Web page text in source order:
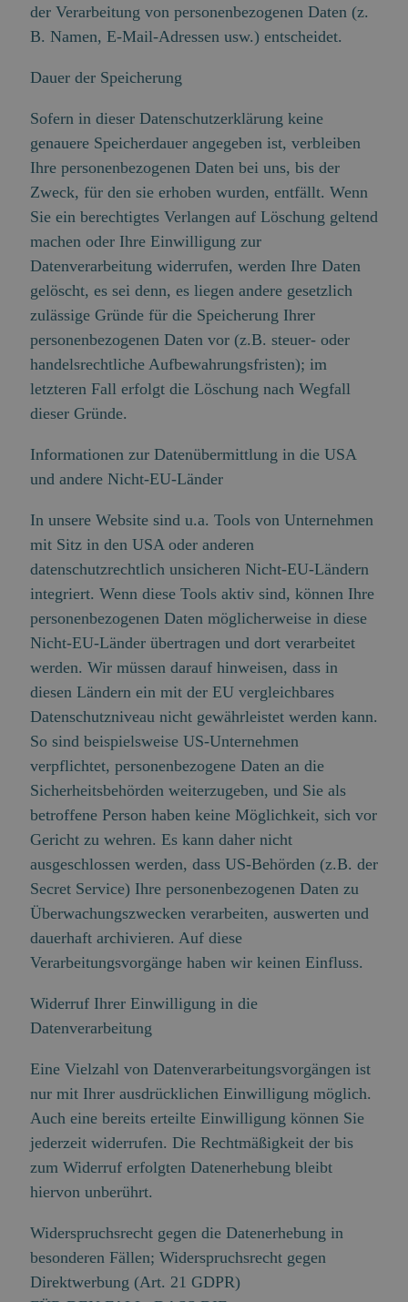
der Verarbeitung von personenbezogenen Daten (z.
B. Namen, E-Mail-Adressen usw.) entscheidet.
Dauer der Speicherung
Sofern in dieser Datenschutzerklärung keine
genauere Speicherdauer angegeben ist, verbleiben
Ihre personenbezogenen Daten bei uns, bis der
Zweck, für den sie erhoben wurden, entfällt. Wenn
Sie ein berechtigtes Verlangen auf Löschung geltend
machen oder Ihre Einwilligung zur
Datenverarbeitung widerrufen, werden Ihre Daten
gelöscht, es sei denn, es liegen andere gesetzlich
zulässige Gründe für die Speicherung Ihrer
personenbezogenen Daten vor (z.B. steuer- oder
handelsrechtliche Aufbewahrungsfristen); im
letzteren Fall erfolgt die Löschung nach Wegfall
dieser Gründe.
Informationen zur Datenübermittlung in die USA
und andere Nicht-EU-Länder
In unsere Website sind u.a. Tools von Unternehmen
mit Sitz in den USA oder anderen
datenschutzrechtlich unsicheren Nicht-EU-Ländern
integriert. Wenn diese Tools aktiv sind, können Ihre
personenbezogenen Daten möglicherweise in diese
Nicht-EU-Länder übertragen und dort verarbeitet
werden. Wir müssen darauf hinweisen, dass in
diesen Ländern ein mit der EU vergleichbares
Datenschutzniveau nicht gewährleistet werden kann.
So sind beispielsweise US-Unternehmen
verpflichtet, personenbezogene Daten an die
Sicherheitsbehörden weiterzugeben, und Sie als
betroffene Person haben keine Möglichkeit, sich vor
Gericht zu wehren. Es kann daher nicht
ausgeschlossen werden, dass US-Behörden (z.B. der
Secret Service) Ihre personenbezogenen Daten zu
Überwachungszwecken verarbeiten, auswerten und
dauerhaft archivieren. Auf diese
Verarbeitungsvorgänge haben wir keinen Einfluss.
Widerruf Ihrer Einwilligung in die
Datenverarbeitung
Eine Vielzahl von Datenverarbeitungsvorgängen ist
nur mit Ihrer ausdrücklichen Einwilligung möglich.
Auch eine bereits erteilte Einwilligung können Sie
jederzeit widerrufen. Die Rechtmäßigkeit der bis
zum Widerruf erfolgten Datenerhebung bleibt
hiervon unberührt.
Widerspruchsrecht gegen die Datenerhebung in
besonderen Fällen; Widerspruchsrecht gegen
Direktwerbung (Art. 21 GDPR)